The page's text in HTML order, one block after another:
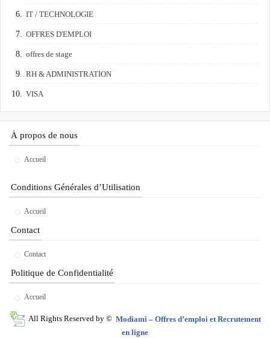
IT / TECHNOLOGIE
OFFRES D'EMPLOI
offres de stage
RH & ADMINISTRATION
VISA
À propos de nous
Accueil
Conditions Générales d’Utilisation
Accueil
Contact
Contact
Politique de Confidentialité
Accueil
All Rights Reserved by © Modiami – Offres d’emploi et Recrutement
en ligne